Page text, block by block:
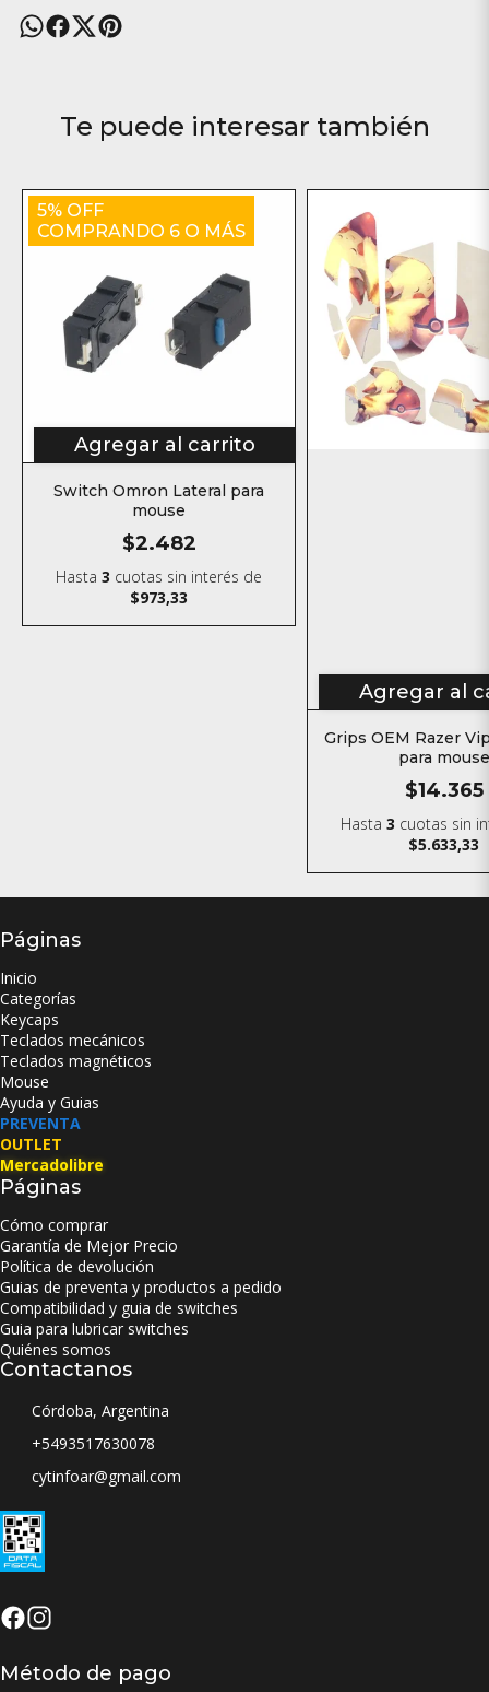
Te puede interesar también
5% OFF
COMPRANDO 6 O MÁS
Agregar al carrito
Switch Omron Lateral para
mouse
$2.482
Hasta3 cuotas sin interés de
$973,33
Agregar al
Grips OEM Razer
para mouse
$14.365
Hasta3 cuotas sin
$5.633,33
Páginas
Inicio
Categorías
Keycaps
Teclados mecánicos
Teclados magnéticos
Mouse
Ayuda y Guias
PREVENTA
OUTLET
Mercadolibre
Páginas
Cómo comprar
Garantía de Mejor Precio
Política de devolución
Guias de preventa y productos a pedido
Compatibilidad y guia de switches
Guia para lubricar switches
Quiénes somos
Contactanos
Córdoba, Argentina
+5493517630078
cytinfoar@gmail.com
Método de pago